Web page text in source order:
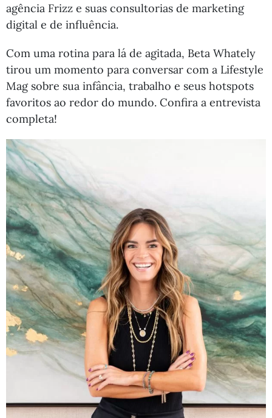
agência Frizz e suas consultorias de marketing
digital e de influência.
Com uma rotina para lá de agitada, Beta Whately
tirou um momento para conversar com a Lifestyle
Mag sobre sua infância, trabalho e seus hotspots
favoritos ao redor do mundo. Confira a entrevista
completa!